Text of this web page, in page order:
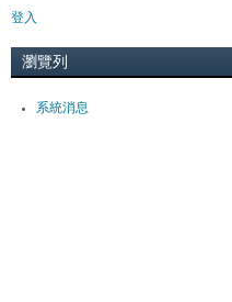
登入
瀏覽列
系統消息